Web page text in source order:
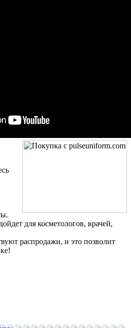
для косметологов, врачей,
распродажи, и это позволит